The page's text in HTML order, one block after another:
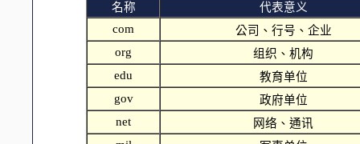
名称
代表意义
com
公司、行号、企业
org
组织、机构
edu
教育单位
gov
政府单位
net
网络、通讯